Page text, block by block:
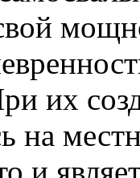
их
на